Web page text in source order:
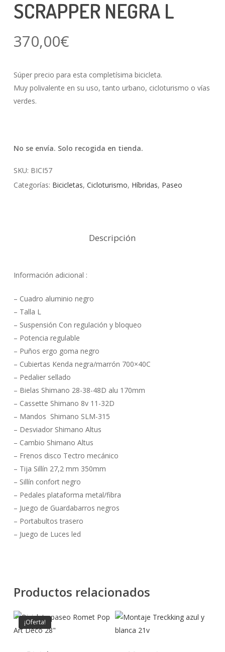
SCRAPPER NEGRA L
370,00€
Súper precio para esta completísima bicicleta.
Muy polivalente en su uso, tanto urbano, cicloturismo o vías
verdes.
No se envía. Solo recogida en tienda.
SKU: BICI57
Categorías: Bicicletas, Cicloturismo, Híbridas, Paseo
Descripción
Información adicional :
– Cuadro aluminio negro
– Talla L
– Suspensión Con regulación y bloqueo
– Potencia regulable
– Puños ergo goma negro
– Cubiertas Kenda negra/marrón 700×40C
– Pedalier sellado
– Bielas Shimano 28-38-48D alu 170mm
– Cassette Shimano 8v 11-32D
– Mandos Shimano SLM-315
– Desviador Shimano Altus
– Cambio Shimano Altus
– Frenos disco Tectro mecánico
– Tija Sillín 27,2 mm 350mm
– Sillín confort negro
– Pedales plataforma metal/fibra
– Juego de Guardabarros negros
– Portabultos trasero
– Juego de Luces led
Productos relacionados
¡Oferta!